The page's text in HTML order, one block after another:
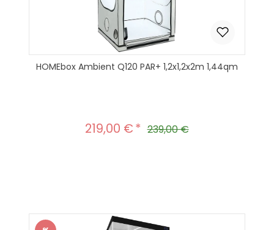
HOMEbox Ambient Q120 PAR+ 1,2x1,2x2m 1,44qm
Verkaufspreis:
219,00 € Regulärer Preis:
239,00 €